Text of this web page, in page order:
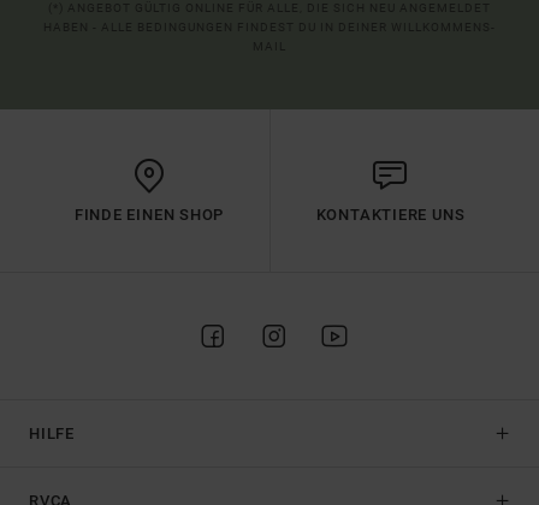
FINDE EINEN SHOP KONTAKTIERE UNS
HILFE
RVCA